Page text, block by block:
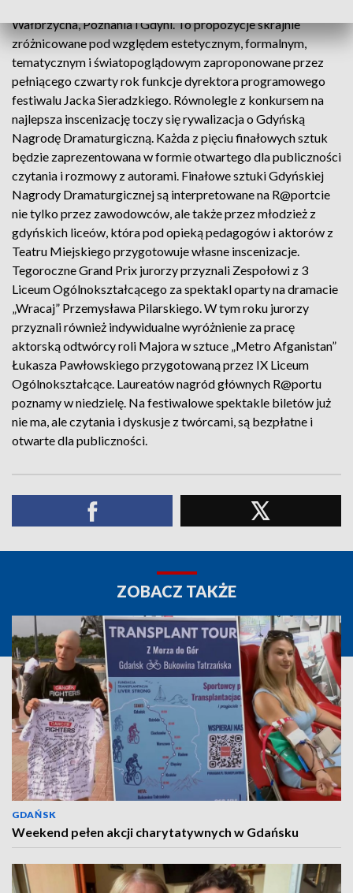
Wałbrzycha, Poznania i Gdyni. To propozycje skrajnie
zróżnicowane pod względem estetycznym, formalnym,
tematycznym i światopoglądowym zaproponowane przez
pełniącego czwarty rok funkcje dyrektora programowego
festiwalu Jacka Sieradzkiego. Równolegle z konkursem na
najlepsza inscenizację toczy się rywalizacja o Gdyńską
Nagrodę Dramaturgiczną. Każda z pięciu finałowych sztuk
będzie zaprezentowana w formie otwartego dla publiczności
czytania i rozmowy z autorami. Finałowe sztuki Gdyńskiej
Nagrody Dramaturgicznej są interpretowane na R@portcie
nie tylko przez zawodowców, ale także przez młodzież z
gdyńskich liceów, która pod opieką pedagogów i aktorów z
Teatru Miejskiego przygotowuje własne inscenizacje.
Tegoroczne Grand Prix jurorzy przyznali Zespołowi z 3
Liceum Ogólnokształcącego za spektakl oparty na dramacie
„Wracaj” Przemysława Pilarskiego. W tym roku jurorzy
przyznali również indywidualne wyróżnienie za pracę
aktorską odtwórcy roli Majora w sztuce „Metro Afganistan”
Łukasza Pawłowskiego przygotowaną przez IX Liceum
Ogólnokształcące. Laureatów nagród głównych R@portu
poznamy w niedzielę. Na festiwalowe spektakle biletów już
nie ma, ale czytania i dyskusje z twórcami, są bezpłatne i
otwarte dla publiczności.
ZOBACZ TAKŻE
GDAŃSK
Weekend pełen akcji charytatywnych w Gdańsku